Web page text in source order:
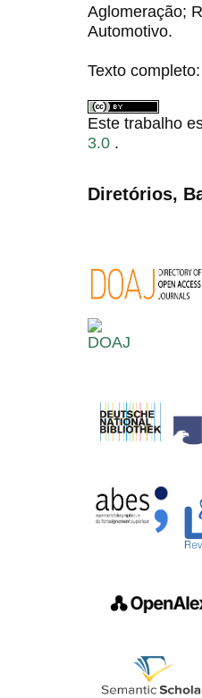
Aglomeração;
Automotivo.
Texto completo:
Este trabalho
3.0 .
Diretórios,